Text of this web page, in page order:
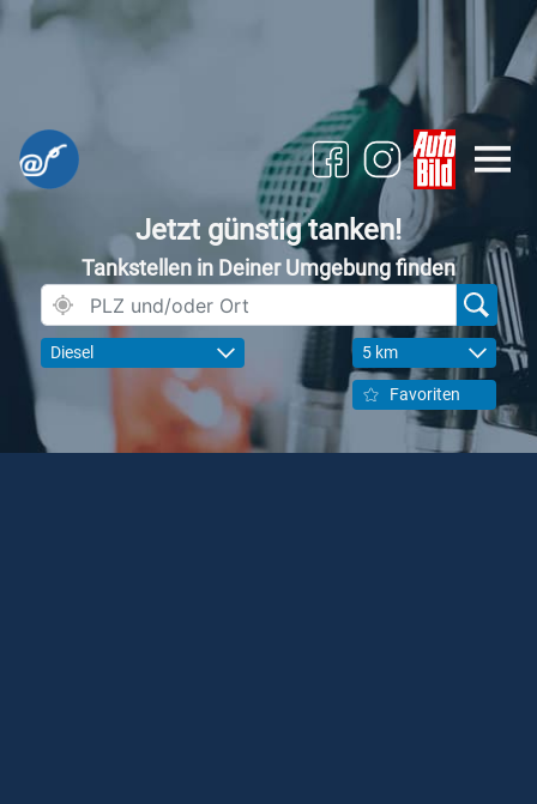
Jetzt günstig tanken!
Tankstellen in Deiner Umgebung finden
Diesel 5 km
Favoriten